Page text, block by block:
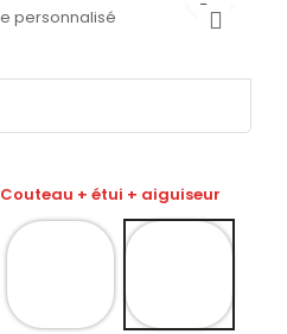
Couteau + étui + aiguiseur